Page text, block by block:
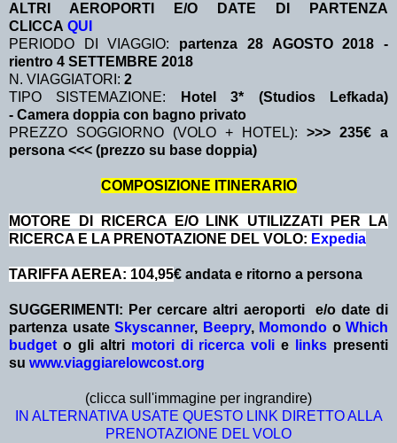
ALTRI AEROPORTI E/O DATE DI PARTENZA
CLICCA QUI
PERIODO DI VIAGGIO: partenza 28 AGOSTO 2018-
rientro 4 SETTEMBRE 2018
N. VIAGGIATORI: 2
TIPO SISTEMAZIONE:
Hotel 3* (Studios Lefkada)
- Camera doppia con bagno privato
PREZZO SOGGIORNO (VOLO + HOTEL): >>> 235€ a
persona <<< (prezzo su base doppia)
COMPOSIZIONE ITINERARIO
MOTORE DI RICERCA E/O LINK UTILIZZATI PER LA
RICERCA E LA PRENOTAZIONE DEL VOLO: Expedia
TARIFFA AEREA: 104,95€ andata e ritorno a persona
SUGGERIMENTI: Per cercare altri aeroporti e/o date di
partenza usate Skyscanner, Beepry, Momondo o Which
budget o gli altri motori di ricerca voli e links presenti
su www.viaggiarelowcost.org
(clicca sull'immagine per ingrandire)
IN ALTERNATIVA USATE QUESTO LINK DIRETTO ALLA
PRENOTAZIONE DEL VOLO